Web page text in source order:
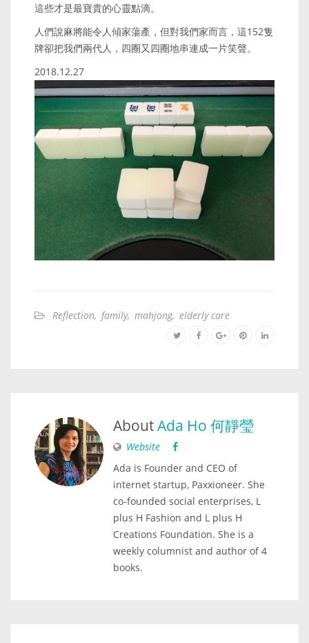
這些才是最寶貴的心靈點滴。
人們說麻將能令人傾家蕩產，但對我們家而言，這152隻
牌卻把我們兩代人，四圈又四圈地串連成一片笑聲。
2018.12.27
Reflection, family, mahjong, elderly care
AboutAda Ho 何靜瑩
Website
Ada is Founder and CEO of
internet startup, Paxxioneer. She
co-founded social enterprises, L
plus H Fashion and L plus H
Creations Foundation. She is a
weekly columnist and author of 4
books.